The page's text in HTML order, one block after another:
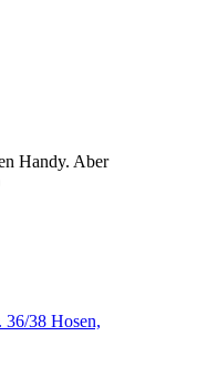
Handy. Aber
38 Hosen,